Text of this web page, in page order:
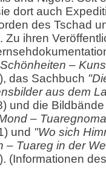
dort auch
des Tschad
Zu ihren
–
das Sachbuch
aus dem
und die
–
und "Wo sich
– Tuareg in der
(Informationen